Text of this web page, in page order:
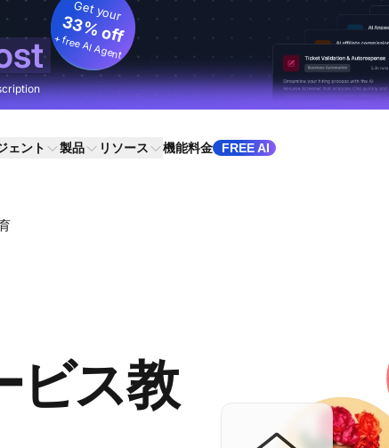
Get your
33% off
+ free AI Agent
ェント 製品 リソース 機能料金 FREE AI
ビス教